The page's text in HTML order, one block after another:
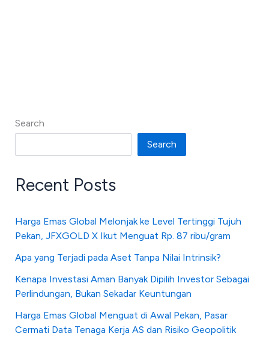
Search
Search
Recent Posts
Harga Emas Global Melonjak ke Level Tertinggi Tujuh
Pekan, JFXGOLD X Ikut Menguat Rp. 87 ribu/gram
Apa yang Terjadi pada Aset Tanpa Nilai Intrinsik?
Kenapa Investasi Aman Banyak Dipilih Investor Sebagai
Perlindungan, Bukan Sekadar Keuntungan
Harga Emas Global Menguat di Awal Pekan, Pasar
Cermati Data Tenaga Kerja AS dan Risiko Geopolitik